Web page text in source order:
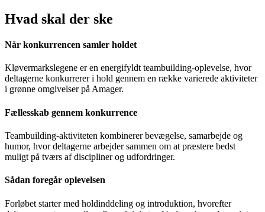
Hvad skal der ske
Når konkurrencen samler holdet
Kløvermarkslegene er en energifyldt teambuilding-oplevelse, hvor
deltagerne konkurrerer i hold gennem en række varierede aktiviteter
i grønne omgivelser på Amager.
Fællesskab gennem konkurrence
Teambuilding-aktiviteten kombinerer bevægelse, samarbejde og
humor, hvor deltagerne arbejder sammen om at præstere bedst
muligt på tværs af discipliner og udfordringer.
Sådan foregår oplevelsen
Forløbet starter med holdinddeling og introduktion, hvorefter